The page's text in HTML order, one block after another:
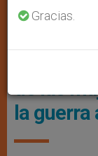
Reem
de las
la guerra
Gracias.